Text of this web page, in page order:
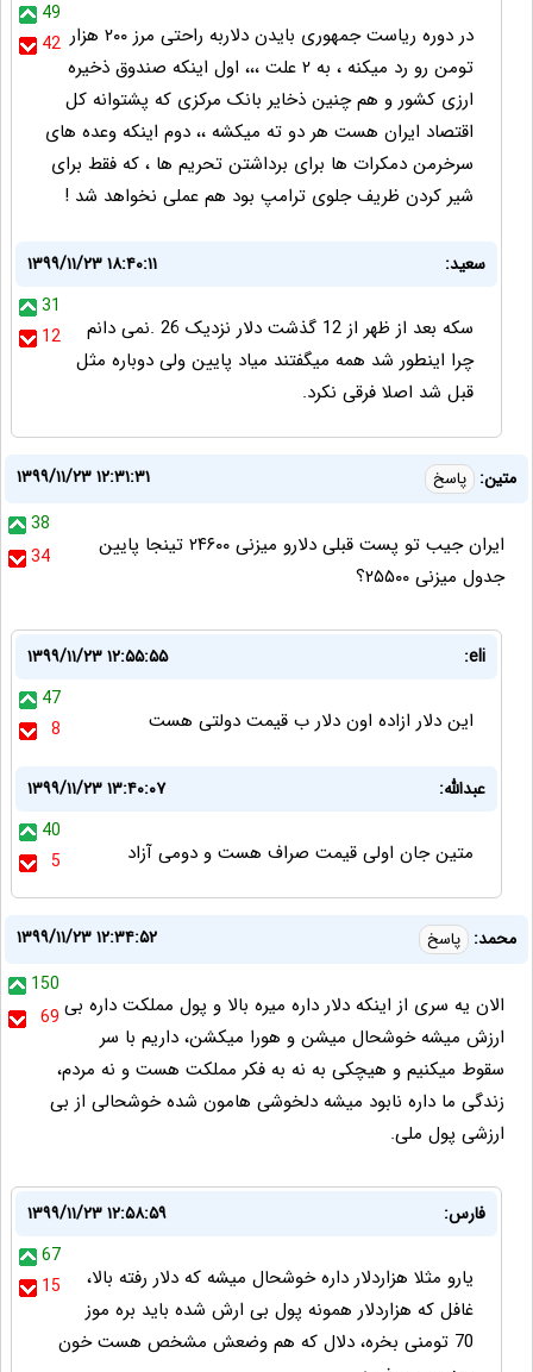
49
42 در دوره ریاست جمهوری بایدن دلاربه راحتی مرز ۲۰۰ هزار
تومن رو رد میکنه ، به ۲ علت ،،، اول اینکه صندوق ذخیره
ارزی کشور و هم چنین ذخایر بانک مرکزی که پشتوانه کل
اقتصاد ایران هست هر دو ته میکشه ،، دوم اینکه وعده های
سرخرمن دمکرات ها برای برداشتن تحریم ها ، که فقط برای
شیر کردن ظریف جلوی ترامپ بود هم عملی نخواهد شد !
سعید:
۱۳۹۹/۱۱/۲۳ ۱۸:۴۰:۱۱
31
12
سکه بعد از ظهر از 12 گذشت دلار نزدیک 26 .نمی دانم
چرا اینطور شد همه میگفتند میاد پایین ولی دوباره مثل
قبل شد اصلا فرقی نکرد.
متین: پاسخ
۱۳۹۹/۱۱/۲۳ ۱۲:۳۱:۳۱
38
34
ایران جیب تو پست قبلی دلارو میزنی ۲۴۶۰۰ تینجا پایین
جدول میزنی ۲۵۵۰۰؟
eli:
۱۳۹۹/۱۱/۲۳ ۱۲:۵۵:۵۵
47
8
این دلار ازاده اون دلار ب قیمت دولتی هست
عبدالله:
۱۳۹۹/۱۱/۲۳ ۱۳:۴۰:۰۷
40
5
متین جان اولی قیمت صراف هست و دومی آزاد
محمد: پاسخ
۱۳۹۹/۱۱/۲۳ ۱۲:۳۴:۵۲
150
69 الان یه سری از اینکه دلار داره میره بالا و پول مملکت داره بی
ارزش میشه خوشحال میشن و هورا میکشن، داریم با سر
سقوط میکنیم و هیچکی به نه به فکر مملکت هست و نه مردم،
زندگی ما داره نابود میشه دلخوشی هامون شده خوشحالی از بی
ارزشی پول ملی.
فارس:
۱۳۹۹/۱۱/۲۳ ۱۲:۵۸:۵۹
67
15
یارو مثلا هزاردلار داره خوشحال میشه که دلار رفته بالا،
غافل که هزاردلار همونه پول بی ارش شده باید بره موز
70 تومنی بخره، دلال که هم وضعش مشخص هست خون